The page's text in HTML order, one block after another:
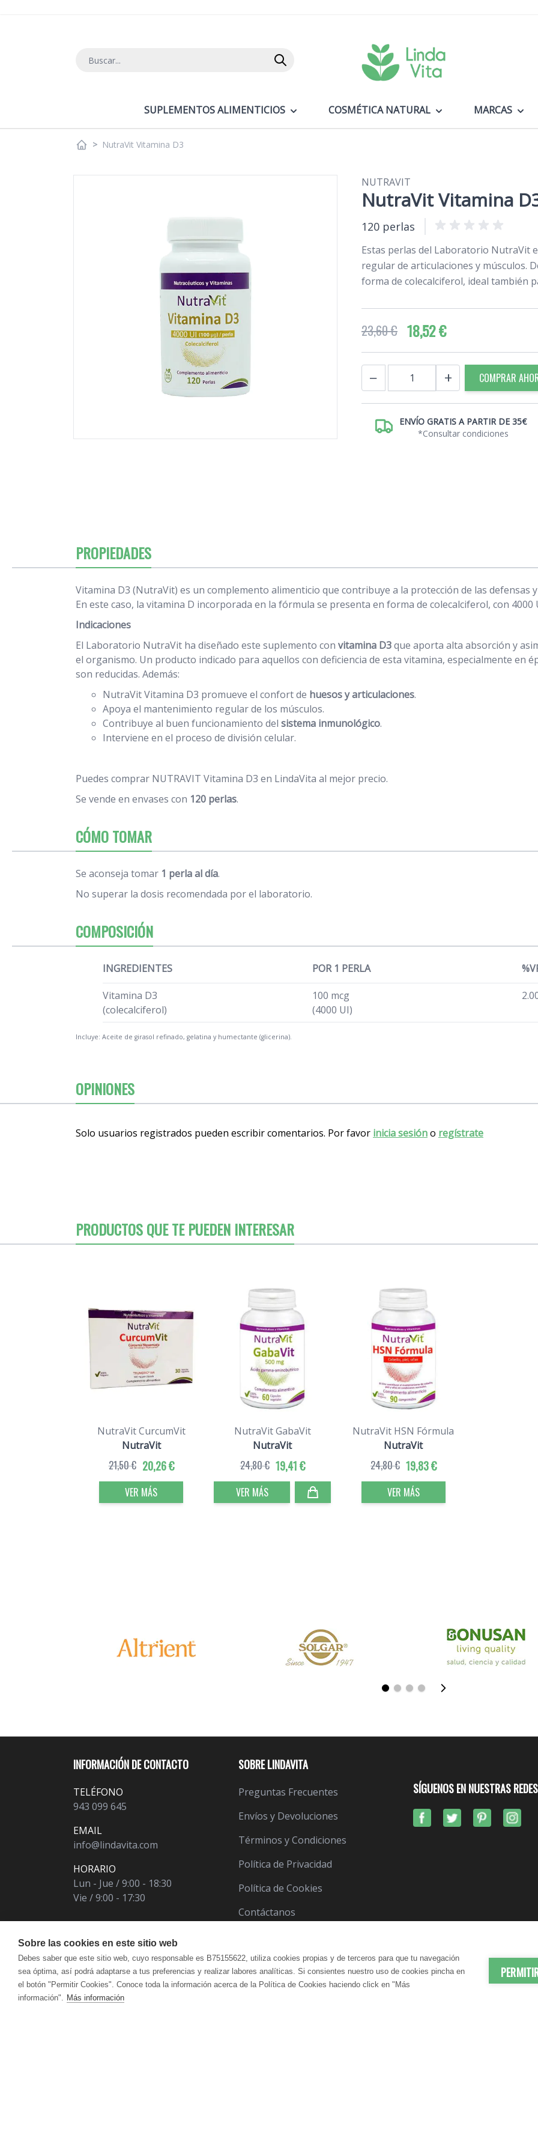
Buscar
SUPLEMENTOS ALIMENTICIOS COSMÉTICA NATURAL MARCAS
> NutraVit Vitamina D3
NUTRAVIT
NutraVit Vitamina
120 perlas
Estas perlas del Laboratorio NutraVit
regular de articulaciones y músculos.
forma de colecalciferol, ideal también
23,60 € 18,52 €
− + COMPRAR
ENVÍO GRATIS A PARTIR DE 35€
*Consultar condiciones
PROPIEDADES
Vitamina D3 (NutraVit) es un complemento alimenticio que contribuye a la protección de las defensas
En este caso, la vitamina D incorporada en la fórmula se presenta en forma de colecalciferol, con 4000
Indicaciones
El Laboratorio NutraVit ha diseñado este suplemento con vitamina D3que aporta alta absorción y
el organismo. Un producto indicado para aquellos con deficiencia de esta vitamina, especialmente en
son reducidas. Además:
NutraVit Vitamina D3 promueve el confort de huesos y articulaciones.
Apoya el mantenimiento regular de los músculos.
Contribuye al buen funcionamiento del sistema inmunológico.
Interviene en el proceso de división celular.
Puedes comprar NUTRAVIT Vitamina D3 en LindaVita al mejor precio.
Se vende en envases con 120 perlas.
CÓMO TOMAR
Se aconseja tomar 1 perla al día.
No superar la dosis recomendada por el laboratorio.
COMPOSICIÓN
INGREDIENTES POR 1 PERLA
Vitamina D3
(colecalciferol)
100 mcg
(4000 UI)
Incluye: Aceite de girasol refinado, gelatina y humectante (glicerina).
OPINIONES
Solo usuarios registrados pueden escribir comentarios. Por favor inicia sesióno regístrate
PRODUCTOS QUE TE PUEDEN INTERESAR
NutraVit CurcumVit
NutraVit
20,26 €
21,50 €
VER MÁS
NutraVit GabaVit
NutraVit
19,41 €
24,80 €
VER MÁS
NutraVit HSN Fórmula
NutraVit
19,83 €
24,80 €
VER MÁS
INFORMACIÓN DE CONTACTO
TELÉFONO
943 099 645
EMAIL
info@lindavita.com
HORARIO
Lun - Jue / 9:00 - 18:30
Vie / 9:00 - 17:30
SOBRE LINDAVITA
Preguntas Frecuentes
Envíos y Devoluciones
Términos y Condiciones
Política de Privacidad
Política de Cookies
Contáctanos
SÍGUENOS EN NUESTRAS
© 2012-2026 LindaVita - Todos los derechos
Sobre las cookies en este sitio web
Debes saber que este sitio web, cuyo responsable es B75155622, utiliza cookies propias y de terceros para que tu navegación
sea óptima, así podrá adaptarse a tus preferencias y realizar labores analíticas. Si consientes nuestro uso de cookies pincha en
el botón "Permitir Cookies". Conoce toda la información acerca de la Política de Cookies haciendo click en "Más
información". Más información